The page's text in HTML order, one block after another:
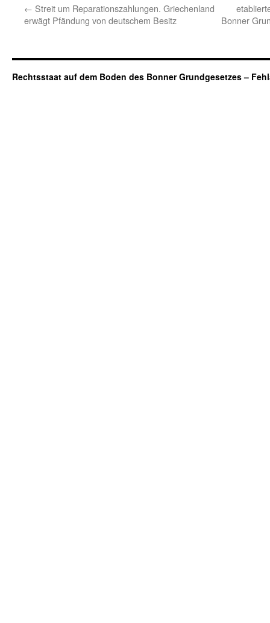
← Streit um Reparationszahlungen. Griechenland
erwägt Pfändung von deutschem Besitz
Bonner
Rechtsstaat auf dem Boden des Bonner Grundgesetzes –